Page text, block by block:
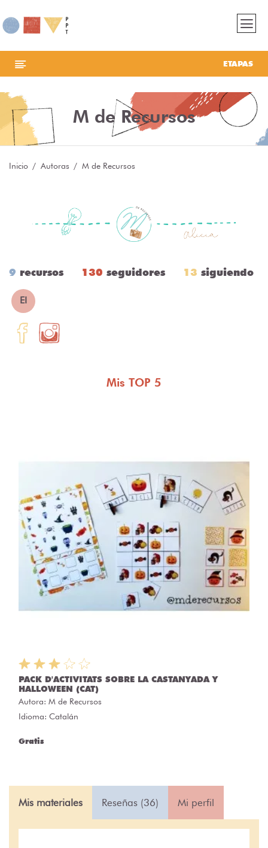
ETAPAS
M de Recursos
Inicio Autoras M de Recursos
9 recursos 130 seguidores 13 siguiendo
EI
Mis TOP 5
PACK D'ACTIVITATS SOBRE LA CASTANYADA Y
HALLOWEEN (CAT)
Autora: M de Recursos
Idioma: Catalán
Gratis
Mis materiales Reseñas (36) Mi perfil